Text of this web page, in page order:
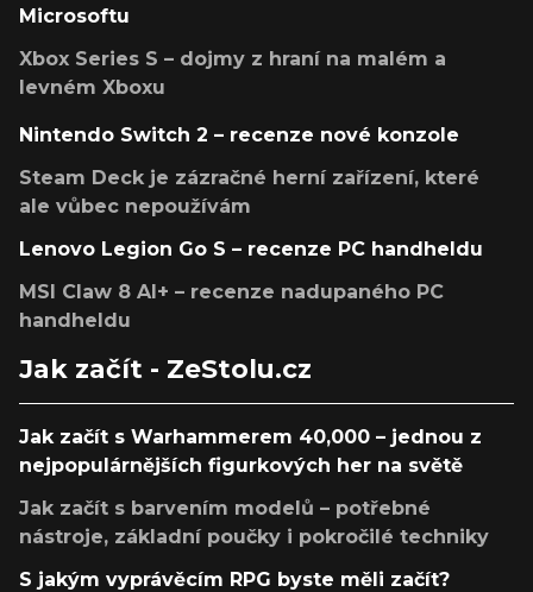
Microsoftu
Xbox Series S – dojmy z hraní na malém a
levném Xboxu
Nintendo Switch 2 – recenze nové konzole
Steam Deck je zázračné herní zařízení, které
ale vůbec nepoužívám
Lenovo Legion Go S – recenze PC handheldu
MSI Claw 8 AI+ – recenze nadupaného PC
handheldu
Jak začít - ZeStolu.cz
Jak začít s Warhammerem 40,000 – jednou z
nejpopulárnějších figurkových her na světě
Jak začít s barvením modelů – potřebné
nástroje, základní poučky i pokročilé techniky
S jakým vyprávěcím RPG byste měli začít?